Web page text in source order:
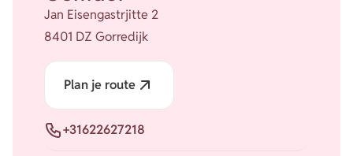
Jan Eisengastrjitte 2
8401 DZ Gorredijk
Plan je route
Telefoon
+31622627218